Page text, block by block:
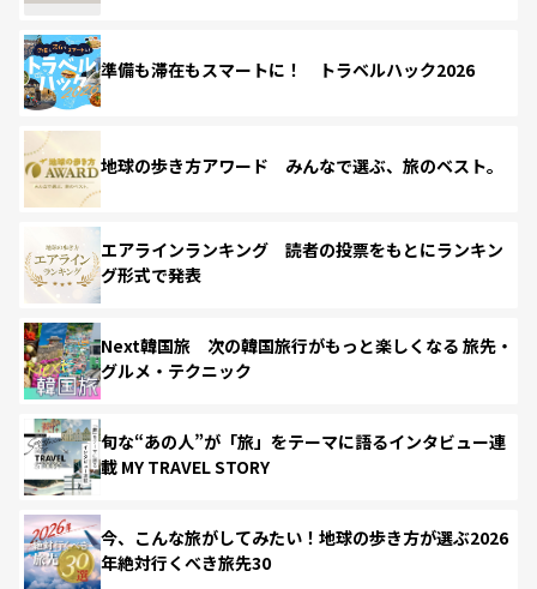
準備も滞在もスマートに！ トラベルハック2026
地球の歩き方アワード みんなで選ぶ、旅のベスト。
エアラインランキング 読者の投票をもとにランキン
グ形式で発表
Next韓国旅 次の韓国旅行がもっと楽しくなる 旅先・
グルメ・テクニック
旬な“あの人”が「旅」をテーマに語るインタビュー連
載 MY TRAVEL STORY
今、こんな旅がしてみたい！地球の歩き方が選ぶ2026
年絶対行くべき旅先30